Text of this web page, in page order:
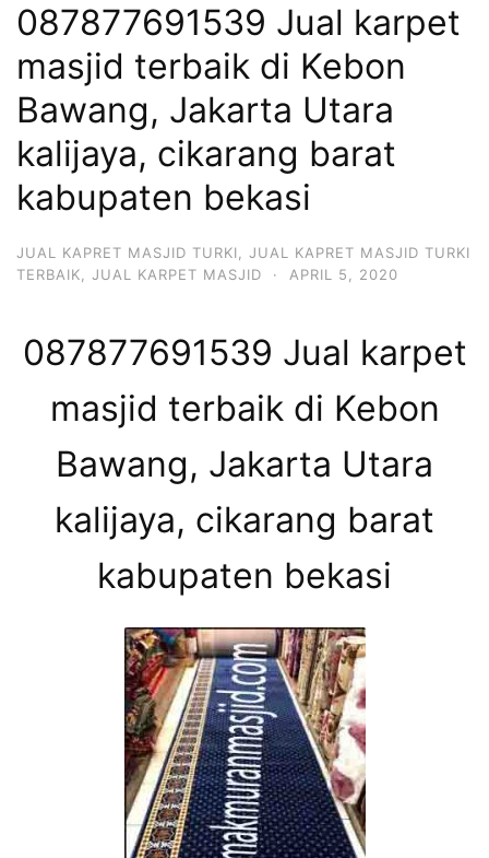
087877691539 Jual karpet
masjid terbaik di Kebon
Bawang, Jakarta Utara
kalijaya, cikarang barat
kabupaten bekasi
JUAL KAPRET MASJID TURKI
JUAL KAPRET MASJID TURKI
TERBAIK
JUAL KARPET MASJID · APRIL 5, 2020
087877691539 Jual karpet
masjid terbaik di Kebon
Bawang, Jakarta Utara
kalijaya, cikarang barat
kabupaten bekasi